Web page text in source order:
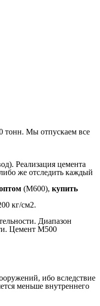
тонн. Мы отпускаем все
Реализация цемента
же отследить каждый
(М600), купить
кг/см2.
Диапазон
Цемент М500
ибо вследствие
меньше внутреннего